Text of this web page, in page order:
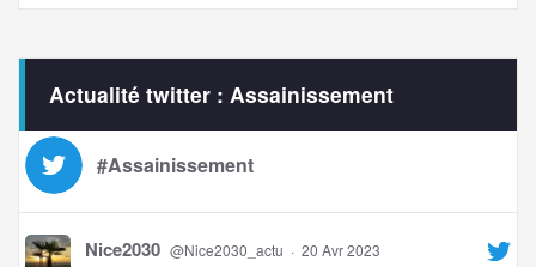
Actualité twitter : Assainissement
#Assainissement
Nice2030 @Nice2030_actu · 20 Avr 2023